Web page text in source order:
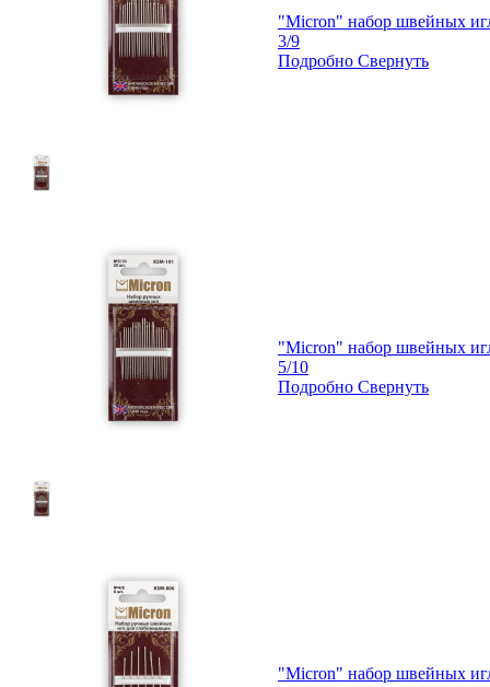
"Micron" набор швейных
3/9
Подробно Свернуть
"Micron" набор швейных
5/10
Подробно Свернуть
"Micron" набор швейных